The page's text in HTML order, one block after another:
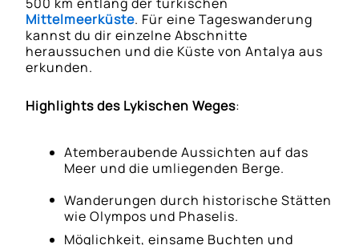
Mittelmeerküste. Für eine Tageswanderung
kannst du dir einzelne Abschnitte
heraussuchen und die Küste von Antalya aus
erkunden.
Highlights des Lykischen Weges:
Atemberaubende Aussichten auf das
Meer und die umliegenden Berge.
Wanderungen durch historische Stätten
wie Olympos und Phaselis.
Möglichkeit, einsame Buchten und